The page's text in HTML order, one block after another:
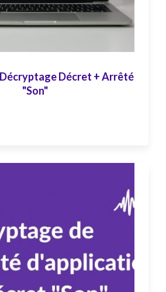
Décret + Arrêté
"Son"